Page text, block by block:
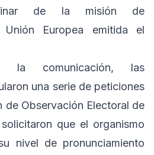
de la misión de
Europea emitida el
la comunicación, las
una serie de peticiones
de Observación Electoral de
que el organismo
nivel de pronunciamiento